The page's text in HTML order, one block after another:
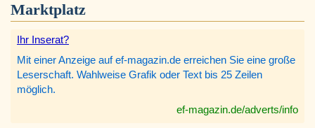
Marktplatz
Ihr Inserat?
Mit einer Anzeige auf ef-magazin.de erreichen Sie eine große
Leserschaft. Wahlweise Grafik oder Text bis 25 Zeilen
möglich.
ef-magazin.de/adverts/info